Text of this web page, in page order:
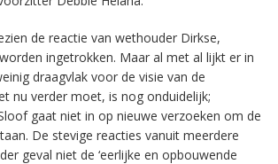
de reactie van wethouder Dirkse,
ingetrokken. Maar al met al lijkt er in
draagvlak voor de visie van de
nu verder moet, is nog onduidelijk;
gaat niet in op nieuwe verzoeken om de
De stevige reacties vanuit meerdere
geval niet de ‘eerlijke en opbouwende